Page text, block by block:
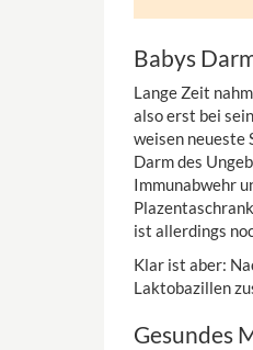
Babys
Lange Zeit
also erst bei
weisen neueste
Darm des
Immunabwehr
ist allerdings
Klar ist aber:
Laktobazillen
Gesundes